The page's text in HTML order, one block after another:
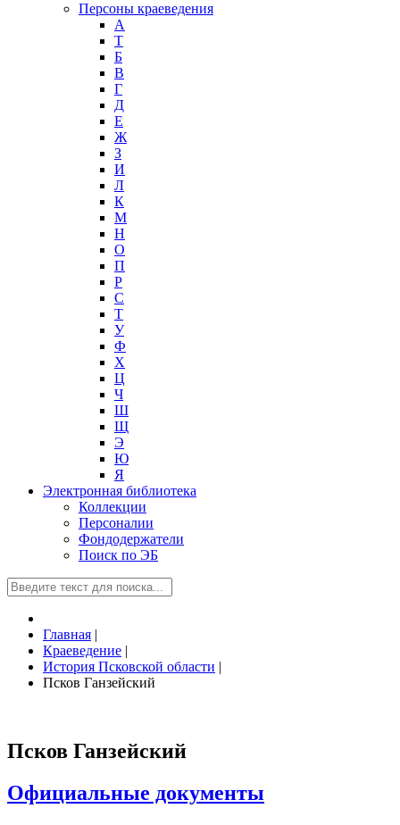
Персоны краеведения
А
T
Б
В
Г
Д
Е
Ж
З
И
Л
К
М
Н
О
П
Р
С
Т
У
Ф
Х
Ц
Ч
Ш
Щ
Э
Ю
Я
Электронная библиотека
Коллекции
Персоналии
Фондодержатели
Поиск по ЭБ
Главная |
Краеведение |
История Псковской области |
Псков Ганзейский
Псков Ганзейский
Официальные документы